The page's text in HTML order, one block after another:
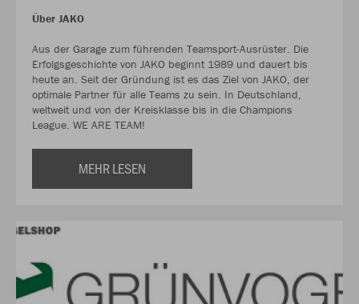
Über JAKO
Aus der Garage zum führenden Teamsport-Ausrüster. Die
Erfolgsgeschichte von JAKO beginnt 1989 und dauert bis
heute an. Seit der Gründung ist es das Ziel von JAKO, der
optimale Partner für alle Teams zu sein. In Deutschland,
weltweit und von der Kreisklasse bis in die Champions
League. WE ARE TEAM!
MEHR LESEN